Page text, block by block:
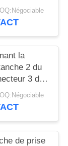
cable
étanche de
la
2 du
3 de
4 bornes
de prise